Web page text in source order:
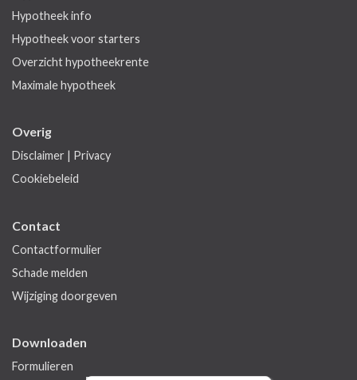
Hypotheek info
Hypotheek voor starters
Overzicht hypotheekrente
Maximale hypotheek
Overig
Disclaimer | Privacy
Cookiebeleid
Contact
Contactformulier
Schade melden
Wijziging doorgeven
Downloaden
Formulieren